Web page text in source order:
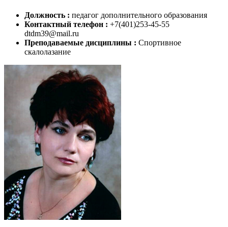
Должность : педагог дополнительного образования
Контактный телефон : +7(401)253-45-55
dtdm39@mail.ru
Преподаваемые дисциплины : Спортивное
скалолазание